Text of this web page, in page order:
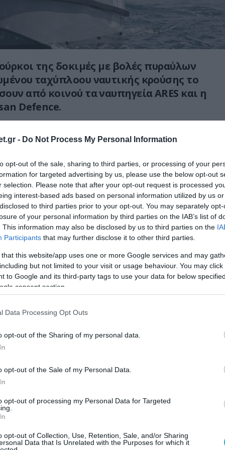
- Do Not Process My Personal Information
opt-out of the sale, sharing to third parties, or processing of your
for targeted advertising by us, please use the below opt-out
selection. Please note that after your opt-out request is processed
interest-based ads based on personal information utilized by us
to third parties prior to your opt-out. You may separately
of your personal information by third parties on the IAB’s list of
This information may also be disclosed by us to third parties on the
Participants that may further disclose it to other third parties.
that this website/app uses one or more Google services and may
but not limited to your visit or usage behaviour. You may
to Google and its third-party tags to use your data for below
consent section.
Data Processing Opt Outs
opt-out of the Sharing of my personal data.
opt-out of the Sale of my Personal Data.
opt-out of processing my Personal Data for Targeted
opt-out of Collection, Use, Retention, Sale, and/or Sharing
Data that Is Unrelated with the Purposes for which it
της δοκιμές με βολές πυραύλων
ταχύπλοου ναυτικής κρούσης το
από κοινού τα ναυπηγεία ARES και η
Defence.
ταχύπλοα στην τουρκική ορολογία), θα
βέβαια το μισό Αιγαίο σύμφωνα με τους
θα μπορεί να φέρει έως τέσσερις
ρουκέτες τύπου Cirit και δύο πυραύλους
L-UMTAS, θα μπορεί να αναπτύσσει
ΑΡΘΡΟ